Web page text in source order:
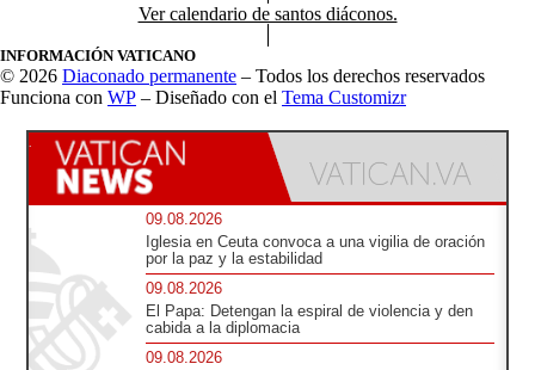
Ver calendario de santos diáconos.
INFORMACIÓN VATICANO
© 2026 Diaconado permanente – Todos los derechos reservados
Funciona con WP – Diseñado con el Tema Customizr
09.08.2026
Iglesia en Ceuta convoca a una vigilia de oración
por la paz y la estabilidad
09.08.2026
El Papa: Detengan la espiral de violencia y den
cabida a la diplomacia
09.08.2026